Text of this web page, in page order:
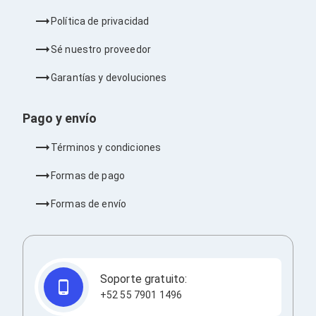
Reproductores MP3 / MP4
Soportes
Proyección
Soportes de Proyectores
Maletines para Proyectores
Pizarrones Interactivos
TV y Pantallas
Soportes para Pantallas
Controles Remoto
Reproductores para Transmisión Multimedia
Pantallas
Pantallas Comerciales
Pantallas Interactivas
Política de privacidad
Sé nuestro proveedor
Garantías y devoluciones
Pago y envío
Términos y condiciones
Formas de pago
Formas de envío
Soporte gratuito:
+52 55 7901 1496